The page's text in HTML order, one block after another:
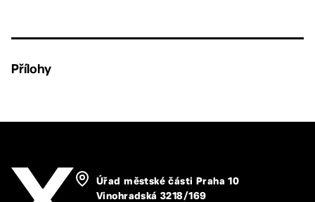
Přílohy
Úřad městské části Praha 10
Vinohradská 3218/169